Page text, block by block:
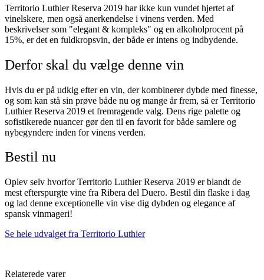
Territorio Luthier Reserva 2019 har ikke kun vundet hjertet af
vinelskere, men også anerkendelse i vinens verden. Med
beskrivelser som "elegant & kompleks" og en alkoholprocent på
15%, er det en fuldkropsvin, der både er intens og indbydende.
Derfor skal du vælge denne vin
Hvis du er på udkig efter en vin, der kombinerer dybde med finesse,
og som kan stå sin prøve både nu og mange år frem, så er Territorio
Luthier Reserva 2019 et fremragende valg. Dens rige palette og
sofistikerede nuancer gør den til en favorit for både samlere og
nybegyndere inden for vinens verden.
Bestil nu
Oplev selv hvorfor Territorio Luthier Reserva 2019 er blandt de
mest efterspurgte vine fra Ribera del Duero. Bestil din flaske i dag
og lad denne exceptionelle vin vise dig dybden og elegance af
spansk vinmageri!
Se hele udvalget fra Territorio Luthier
Relaterede varer